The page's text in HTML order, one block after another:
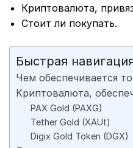
Криптовалюта,
Стоит ли покупать.
Быстрая
Чем обеспечивается
Криптовалюта,
PAX Gold (PAXG)
Tether Gold (XAUt)
Digix Gold Token (DGX)